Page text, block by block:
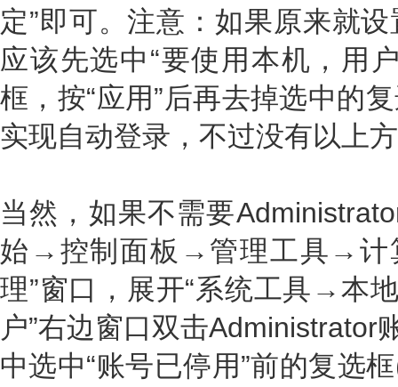
定”即可。注意：如果原来就
应该先选中“要使用本机，用
框，按“应用”后再去掉选中的
实现自动登录，不过没有以上
当然，如果不需要
始→控制面板→管理工具→计
理”窗口，展开“系统工具→本
户”右边窗口双击Administrator
中选中“账号已停用”前的复选